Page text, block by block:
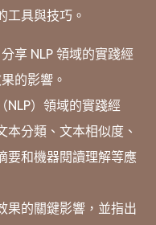
工具與技巧。
分享 NLP 領域的實踐經
的影響。
NLP）領域的實踐經
本分類、文本相似度、
要和機器閱讀理解等應
果的關鍵影響，並指出